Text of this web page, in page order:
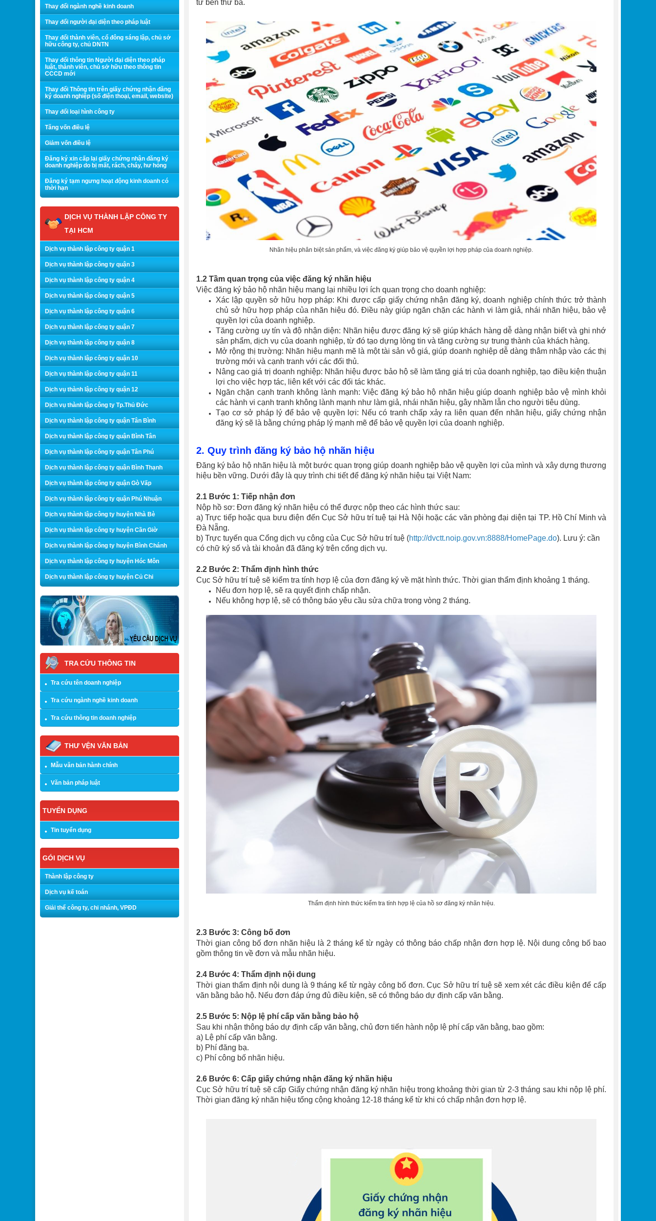
từ bên thứ ba.
Nhãn hiệu phân biệt sản phẩm, và việc đăng ký giúp bảo vệ quyền lợi hợp pháp của doanh nghiệp.
1.2 Tầm quan trọng của việc đăng ký nhãn hiệu
Việc đăng ký bảo hộ nhãn hiệu mang lại nhiều lợi ích quan trọng cho doanh nghiệp:
Xác lập quyền sở hữu hợp pháp: Khi được cấp giấy chứng nhận đăng ký, doanh nghiệp chính thức trở thành
chủ sở hữu hợp pháp của nhãn hiệu đó. Điều này giúp ngăn chặn các hành vi làm giả, nhái nhãn hiệu, bảo vệ
quyền lợi của doanh nghiệp.
Tăng cường uy tín và độ nhận diện: Nhãn hiệu được đăng ký sẽ giúp khách hàng dễ dàng nhận biết và ghi nhớ
sản phẩm, dịch vụ của doanh nghiệp, từ đó tạo dựng lòng tin và tăng cường sự trung thành của khách hàng.
Mở rộng thị trường: Nhãn hiệu mạnh mẽ là một tài sản vô giá, giúp doanh nghiệp dễ dàng thâm nhập vào các thị
trường mới và cạnh tranh với các đối thủ.
Nâng cao giá trị doanh nghiệp: Nhãn hiệu được bảo hộ sẽ làm tăng giá trị của doanh nghiệp, tạo điều kiện thuận
lợi cho việc hợp tác, liên kết với các đối tác khác.
Ngăn chặn cạnh tranh không lành mạnh: Việc đăng ký bảo hộ nhãn hiệu giúp doanh nghiệp bảo vệ mình khỏi
các hành vi cạnh tranh không lành mạnh như làm giả, nhái nhãn hiệu, gây nhầm lẫn cho người tiêu dùng.
Tạo cơ sở pháp lý để bảo vệ quyền lợi: Nếu có tranh chấp xảy ra liên quan đến nhãn hiệu, giấy chứng nhận
đăng ký sẽ là bằng chứng pháp lý mạnh mẽ để bảo vệ quyền lợi của doanh nghiệp.
2. Quy trình đăng ký bảo hộ nhãn hiệu
Đăng ký bảo hộ nhãn hiệu là một bước quan trọng giúp doanh nghiệp bảo vệ quyền lợi của mình và xây dựng thương
hiệu bền vững. Dưới đây là quy trình chi tiết để đăng ký nhãn hiệu tại Việt Nam:
2.1 Bước 1: Tiếp nhận đơn
Nộp hồ sơ: Đơn đăng ký nhãn hiệu có thể được nộp theo các hình thức sau:
a) Trực tiếp hoặc qua bưu điện đến Cục Sở hữu trí tuệ tại Hà Nội hoặc các văn phòng đại diện tại TP. Hồ Chí Minh và
Đà Nẵng.
b) Trực tuyến qua Cổng dịch vụ công của Cục Sở hữu trí tuệ (http://dvctt.noip.gov.vn:8888/HomePage.do). Lưu ý: cần
có chữ ký số và tài khoản đã đăng ký trên cổng dịch vụ.
2.2 Bước 2: Thẩm định hình thức
Cục Sở hữu trí tuệ sẽ kiểm tra tính hợp lệ của đơn đăng ký về mặt hình thức. Thời gian thẩm định khoảng 1 tháng.
Nếu đơn hợp lệ, sẽ ra quyết định chấp nhận.
Nếu không hợp lệ, sẽ có thông báo yêu cầu sửa chữa trong vòng 2 tháng.
Thẩm định hình thức kiểm tra tính hợp lệ của hồ sơ đăng ký nhãn hiệu.
2.3 Bước 3: Công bố đơn
Thời gian công bố đơn nhãn hiệu là 2 tháng kể từ ngày có thông báo chấp nhận đơn hợp lệ. Nội dung công bố bao
gồm thông tin về đơn và mẫu nhãn hiệu.
2.4 Bước 4: Thẩm định nội dung
Thời gian thẩm định nội dung là 9 tháng kể từ ngày công bố đơn. Cục Sở hữu trí tuệ sẽ xem xét các điều kiện để cấp
văn bằng bảo hộ. Nếu đơn đáp ứng đủ điều kiện, sẽ có thông báo dự định cấp văn bằng.
2.5 Bước 5: Nộp lệ phí cấp văn bằng bảo hộ
Sau khi nhận thông báo dự định cấp văn bằng, chủ đơn tiến hành nộp lệ phí cấp văn bằng, bao gồm:
a) Lệ phí cấp văn bằng.
b) Phí đăng bạ.
c) Phí công bố nhãn hiệu.
2.6 Bước 6: Cấp giấy chứng nhận đăng ký nhãn hiệu
Cục Sở hữu trí tuệ sẽ cấp Giấy chứng nhận đăng ký nhãn hiệu trong khoảng thời gian từ 2-3 tháng sau khi nộp lệ phí.
Thời gian đăng ký nhãn hiệu tổng cộng khoảng 12-18 tháng kể từ khi có chấp nhận đơn hợp lệ.
Thay đổi ngành nghề kinh doanh
Thay đổi người đại diện theo pháp luật
Thay đổi thành viên, cổ đông sáng lập, chủ sở
hữu công ty, chủ DNTN
Thay đổi thông tin Người đại diện theo pháp
luật, thành viên, chủ sở hữu theo thông tin
CCCD mới
Thay đổi Thông tin trên giấy chứng nhận đăng
ký doanh nghiệp (số điện thoại, email, website)
Thay đổi loại hình công ty
Tăng vốn điều lệ
Giảm vốn điều lệ
Đăng ký xin cấp lại giấy chứng nhận đăng ký
doanh nghiệp do bị mất, rách, cháy, hư hỏng
Đăng ký tạm ngưng hoạt động kinh doanh có
thời hạn
DỊCH VỤ THÀNH LẬP CÔNG TY
TẠI HCM
Dịch vụ thành lập công ty quận 1
Dịch vụ thành lập công ty quận 3
Dịch vụ thành lập công ty quận 4
Dịch vụ thành lập công ty quận 5
Dịch vụ thành lập công ty quận 6
Dịch vụ thành lập công ty quận 7
Dịch vụ thành lập công ty quận 8
Dịch vụ thành lập công ty quận 10
Dịch vụ thành lập công ty quận 11
Dịch vụ thành lập công ty quận 12
Dịch vụ thành lập công ty Tp.Thủ Đức
Dịch vụ thành lập công ty quận Tân Bình
Dịch vụ thành lập công ty quận Bình Tân
Dịch vụ thành lập công ty quận Tân Phú
Dịch vụ thành lập công ty quận Bình Thạnh
Dịch vụ thành lập công ty quận Gò Vấp
Dịch vụ thành lập công ty quận Phú Nhuận
Dịch vụ thành lập công ty huyện Nhà Bè
Dịch vụ thành lập công ty huyện Cần Giờ
Dịch vụ thành lập công ty huyện Bình Chánh
Dịch vụ thành lập công ty huyện Hóc Môn
Dịch vụ thành lập công ty huyện Củ Chi
TRA CỨU THÔNG TIN
Tra cứu tên doanh nghiệp
Tra cứu ngành nghề kinh doanh
Tra cứu thông tin doanh nghiệp
THƯ VỆN VĂN BẢN
Mẫu văn bản hành chính
Văn bản pháp luật
TUYỂN DỤNG
Tin tuyển dụng
GÓI DỊCH VỤ
Thành lập công ty
Dịch vụ kế toán
Giải thể công ty, chi nhánh, VPĐD